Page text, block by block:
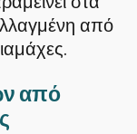
από
από